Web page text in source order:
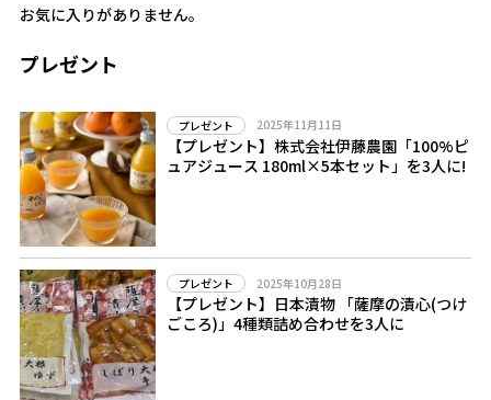
お気に入りがありません。
プレゼント
プレゼント 2025年11月11日
【プレゼント】株式会社伊藤農園「100%ピ
ュアジュース 180ml×5本セット」を3人に!
プレゼント 2025年10月28日
【プレゼント】日本漬物 「薩摩の漬心(つけ
ごころ)」4種類詰め合わせを3人に